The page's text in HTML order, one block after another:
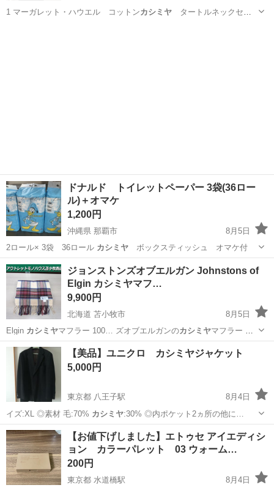
1 マーガレット・ハウエル コットンカシミヤタートルネックセー
ドナルド トイレットペーパー 3袋(36ロー
ル)＋オマケ
1,200円
沖縄県 那覇市
8月5日
2ロール× 3袋 36ロール カシミヤボックスティッシュ オマケ付
沖縄 那覇市 家庭用品
ジョンストンズオブエルガン Johnstons of
Elgin カシミヤマフ…
9,900円
北海道 苫小牧市
8月5日
Elgin カシミヤマフラー 100… ズオブエルガンのカシミヤマフラー …
オブエルガンカシミヤマフラー カシ…
北海道 苫小牧市 小物 Elgin
【美品】ユニクロ カシミヤジャケット
5,000円
東京都 八王子駅
8月4日
イズ:XL ◎素材 毛:70% カシミヤ :30% ◎内ポケット2ヵ所の他に…
東京 八王子市 八王子駅 ジャケット
【お値下げしました】エトゥセ アイエディシ
ョン カラーパレット 03 ウォーム…
200円
東京都 水道橋駅
8月4日